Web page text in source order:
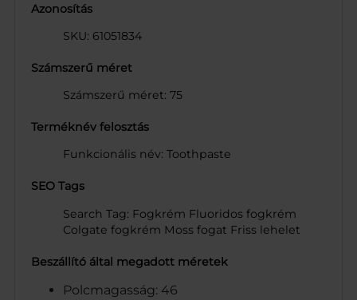
Azonosítás
SKU: 61051834
Számszerű méret
Számszerű méret: 75
Terméknév felosztás
Funkcionális név: Toothpaste
SEO Tags
Search Tag: Fogkrém Fluoridos fogkrém
Colgate fogkrém Moss fogat Friss lehelet
Beszállító által megadott méretek
Polcmagasság: 46